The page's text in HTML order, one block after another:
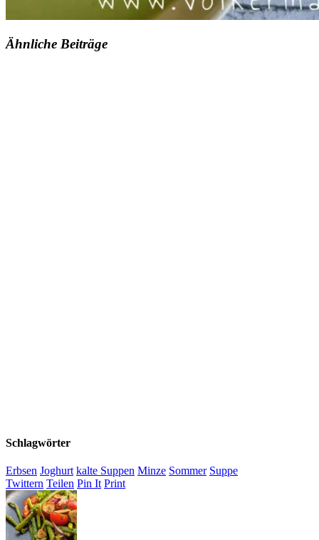
Ähnliche Beiträge
Schlagwörter
Erbsen Joghurt kalte Suppen Minze Sommer Suppe
Twittern Teilen Pin It Print